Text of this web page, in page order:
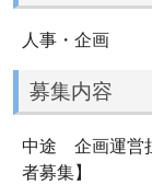
人事・企画
募集内容
中途 企画運営
者募集】